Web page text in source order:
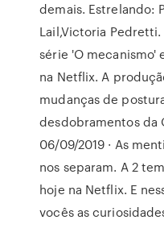
demais. Estrelando:
Lail,Victoria
série 'O mecanismo'
na Netflix. A
mudanças de
desdobramentos da
06/09/2019 · As
nos separam. A 2
hoje na Netflix. E
vocês as